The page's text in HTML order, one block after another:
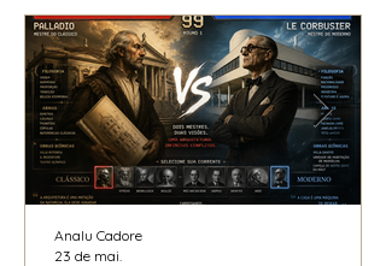
Analu Cadore
23 de mai.